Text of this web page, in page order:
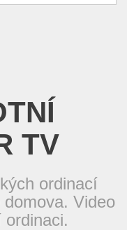
TV
ordinací
Video